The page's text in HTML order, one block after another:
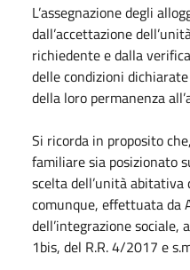
L’assegnazione degli
dall’accettazione
richiedente e dalla
delle condizioni
della loro permanenza
Si ricorda in proposito
familiare sia posizionato
scelta dell’unità abitativa
comunque, effettuata da
dell’integrazione sociale,
1bis, del R.R. 4/2017 e